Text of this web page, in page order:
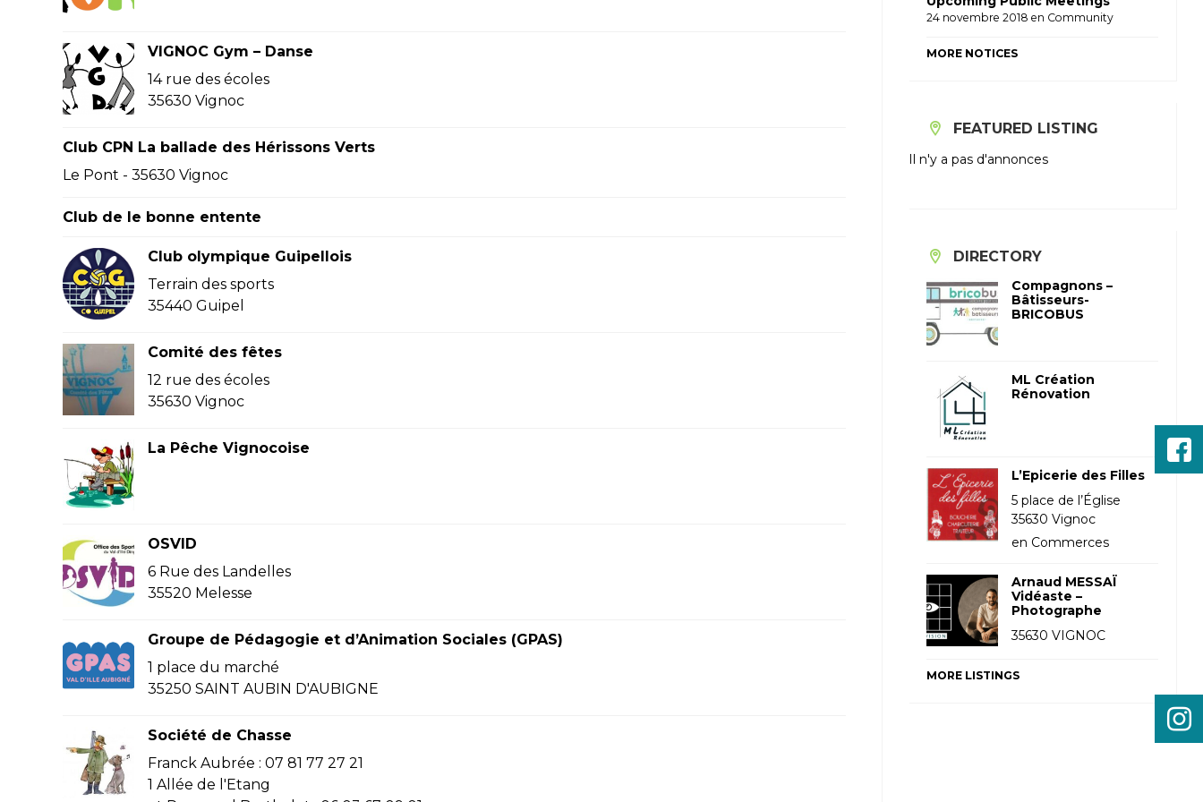
VIGNOC Gym – Danse
14 rue des écoles
35630 Vignoc
Club CPN La ballade des Hérissons Verts
Le Pont - 35630 Vignoc
Club de le bonne entente
Club olympique Guipellois
Terrain des sports
35440 Guipel
Comité des fêtes
12 rue des écoles
35630 Vignoc
La Pêche Vignocoise
OSVID
6 Rue des Landelles
35520 Melesse
Groupe de Pédagogie et d’Animation Sociales (GPAS)
1 place du marché
35250 SAINT AUBIN D'AUBIGNE
Société de Chasse
Franck Aubrée : 07 81 77 27 21
1 Allée de l'Etang
24 novembre 2018en Community
MORE NOTICES
FEATURED LISTING
Il n'y a pas d'annonces
DIRECTORY
Compagnons –
Bâtisseurs-
BRICOBUS
ML Création
Rénovation
L’Epicerie des Filles
5 place de l’Église
35630 Vignoc
en Commerces
Arnaud MESSAÏ
Vidéaste –
Photographe
35630 VIGNOC
MORE LISTINGS